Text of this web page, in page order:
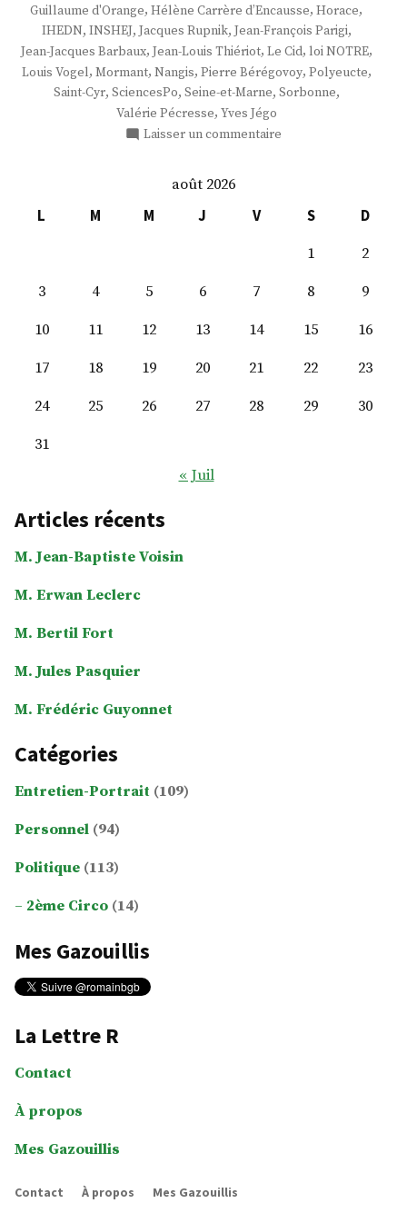
Guillaume d'Orange, Hélène Carrère d’Encausse, Horace,
IHEDN, INSHEJ, Jacques Rupnik, Jean-François Parigi,
Jean-Jacques Barbaux, Jean-Louis Thiériot, Le Cid, loi NOTRE,
Louis Vogel, Mormant, Nangis, Pierre Bérégovoy, Polyeucte,
Saint-Cyr, SciencesPo, Seine-et-Marne, Sorbonne,
Valérie Pécresse, Yves Jégo
Laisser un commentaire
Thiériot
août 2026
L
M M J V S
D
1
2
3
4 5 6 7 8
9
10
11 12 13 14 15
16
17
18 19 20 21 22
23
24
25 26 27 28 29
30
31
« Juil
Articles récents
M. Jean-Baptiste Voisin
M. Erwan Leclerc
M. Bertil Fort
M. Jules Pasquier
M. Frédéric Guyonnet
Catégories
Entretien-Portrait (109)
Personnel (94)
Politique (113)
2ème Circo (14)
Mes Gazouillis
La Lettre R
Contact
À propos
Mes Gazouillis
Contact À propos Mes Gazouillis